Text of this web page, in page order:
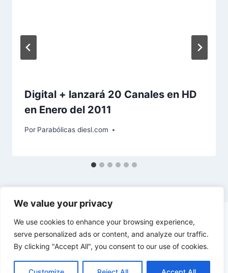
We value your privacy
We use cookies to enhance your browsing experience,
serve personalized ads or content, and analyze our traffic.
By clicking "Accept All", you consent to our use of cookies.
Digital + lanzará 20 Canales en HD
en Enero del 2011
Por Parabólicas diesl.com
© 2026 diesl.com - Tema para WordPress por
Kadence WP